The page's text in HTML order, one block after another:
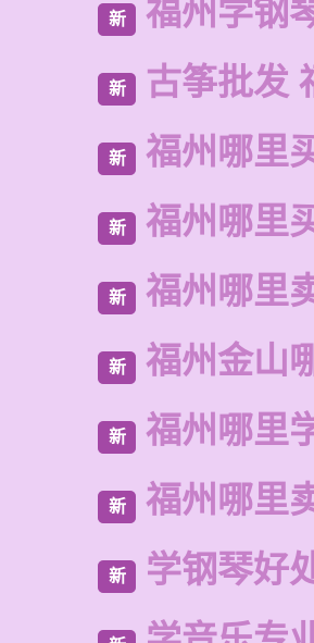
新 福州学钢
新 古筝批发
新 福州哪里
新 福州哪里
新 福州哪里
新 福州金山
新 福州哪里
新 福州哪里
新 学钢琴好